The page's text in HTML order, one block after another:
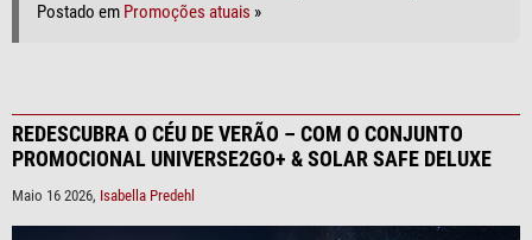
Postado em Promoções atuais »
REDESCUBRA O CÉU DE VERÃO – COM O CONJUNTO
PROMOCIONAL UNIVERSE2GO+ & SOLAR SAFE DELUXE
Maio 16 2026, Isabella Predehl